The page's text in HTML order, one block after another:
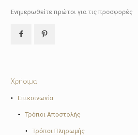
Ενημερωθείτε πρώτοι για τις προσφορές
Χρήσιμα
• Επικοινωνία
• Τρόποι Αποστολής
• Τρόποι Πληρωμής